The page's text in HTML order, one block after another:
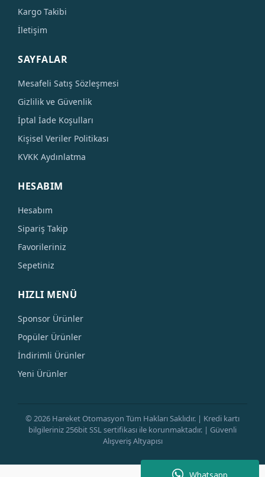
Whatsapp
Kargo Takibi
İletişim
SAYFALAR
Mesafeli Satış Sözleşmesi
Gizlilik ve Güvenlik
İptal İade Koşulları
Kişisel Veriler Politikası
KVKK Aydınlatma
HESABIM
Hesabım
Sipariş Takip
Favorileriniz
Sepetiniz
HIZLI MENÜ
Sponsor Ürünler
Popüler Ürünler
İndirimli Ürünler
Yeni Ürünler
© 2026 Hareket Otomasyon Tüm Hakları Saklıdır. | Kredi kartı
bilgileriniz 256bit SSL sertifikası ile korunmaktadır. | Güvenli
Alışveriş Altyapısı